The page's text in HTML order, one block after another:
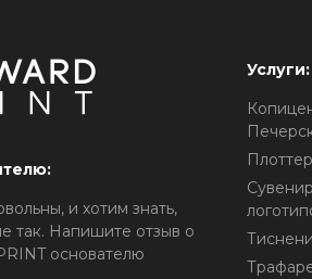
и хотим знать,
так. Напишите отзыв о
основателю
Услуги: